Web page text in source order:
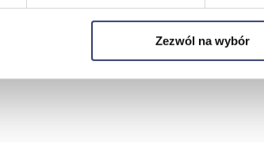
Zezwól na wybór